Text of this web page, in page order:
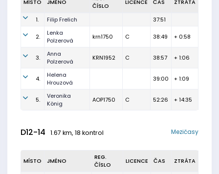
MÍSTO JMÉNO
ČÍSLO
LICENCE ČAS ZTRÁTA
1. Filip Frelich 37:51
2.
Lenka
Polzerová
krn1750 C 38:49 + 0:58
3.
Anna
Polzerová
KRN1952 C 38:57 + 1:06
4.
Helena
Hrouzová
39:00 + 1:09
5.
Veronika
König
AOP1750 C 52:26 + 14:35
D12-14 1.67 km, 18 kontrol Mezičasy
MÍSTO JMÉNO
REG.
ČÍSLO
LICENCE ČAS ZTRÁTA